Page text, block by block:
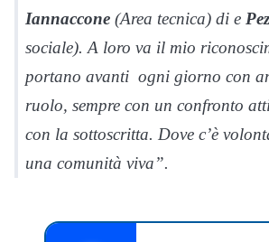
Iannaccone (Area tecnica) di e
sociale). A loro va il mio
portano avanti ogni giorno con
ruolo, sempre con un confronto
con la sottoscritta. Dove c’è
una comunità viva”.